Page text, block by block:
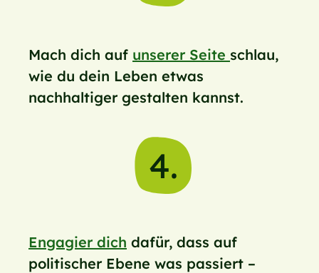
Mach dich auf unserer Seite schlau,
wie du dein Leben etwas
nachhaltiger gestalten kannst.
4.
Engagier dich dafür, dass auf
politischer Ebene was passiert –